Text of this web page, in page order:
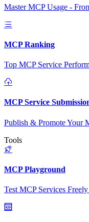
Master MCP Usage -
MCP Ranking
Top MCP Service
MCP Service
Publish & Promote Your
Tools
MCP Playground
Test MCP Services